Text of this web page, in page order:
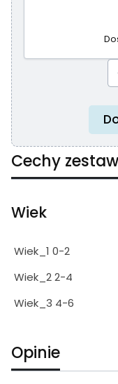
Cechy
Wiek
Wiek_1 0-2
Wiek_2 2-4
Wiek_3 4-6
Opinie